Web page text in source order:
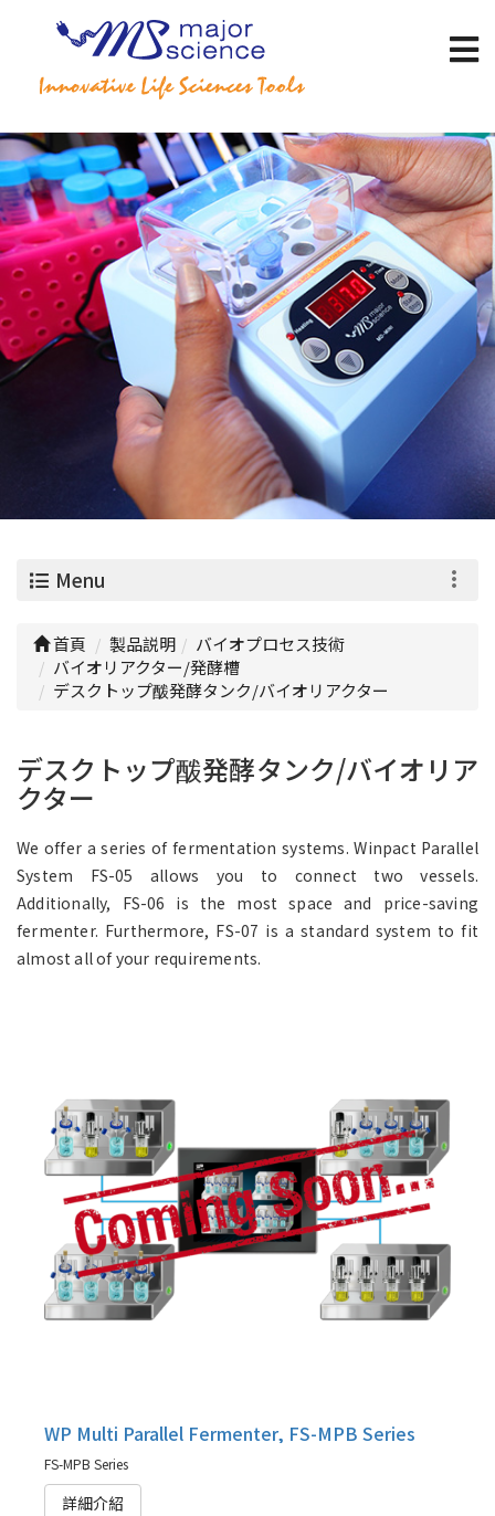
Menu
首頁 製品説明
バイオプロセス技術
バイオリアクター/発酵槽
デスクトップ酦発酵タンク/バイオリアクター
デスクトップ酦発酵タンク/バイオリア
クター
We offer a series of fermentation systems. Winpact Parallel
System FS-05 allows you to connect two vessels.
Additionally, FS-06 is the most space and price-saving
fermenter. Furthermore, FS-07 is a standard system to fit
almost all of your requirements.
WP Multi Parallel Fermenter, FS-MPB Series
FS-MPB Series
詳細介紹